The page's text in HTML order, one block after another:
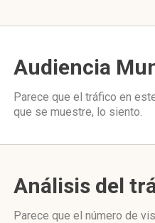
Audiencia
Parece que el tráfico en
que se muestre, lo siento.
Análisis del
Parece que el número de